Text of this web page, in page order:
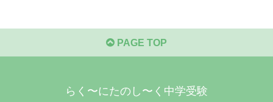
PAGE TOP
らく〜にたのし〜く中学受験